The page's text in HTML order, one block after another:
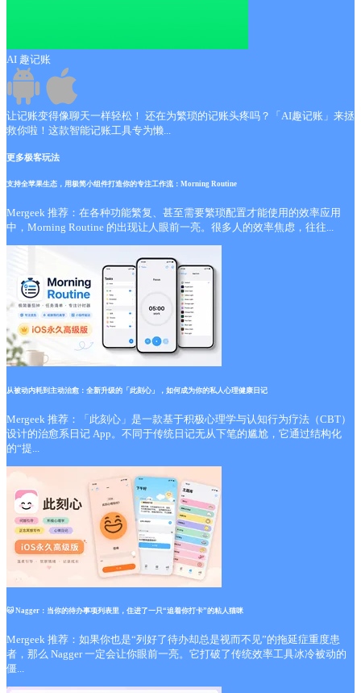
AI 趣记账
让记账变得像聊天一样轻松！ 还在为繁琐的记账头疼吗？「AI趣记账」来拯
救你啦！这款智能记账工具专为懒...
更多极客玩法
支持全苹果生态，用极简小组件打造你的专注工作流：Morning Routine
Mergeek 推荐：在各种功能繁复、甚至需要繁琐配置才能使用的效率应用
中，Morning Routine 的出现让人眼前一亮。很多人的效率焦虑，往往...
从被动内耗到主动治愈：全新升级的「此刻心」，如何成为你的私人心理健康日记
Mergeek 推荐：「此刻心」是一款基于积极心理学与认知行为疗法（CBT）
设计的治愈系日记 App。不同于传统日记无从下笔的尴尬，它通过结构化
的“提...
🐱 Nagger：当你的待办事项列表里，住进了一只“追着你打卡”的粘人猫咪
Mergeek 推荐：如果你也是“列好了待办却总是视而不见”的拖延症重度患
者，那么 Nagger 一定会让你眼前一亮。它打破了传统效率工具冰冷被动的
僵...